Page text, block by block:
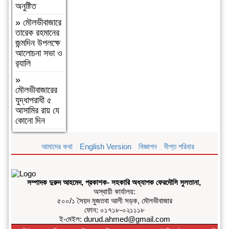
দুঃসাহসিক চুরি
সংঘটিত
»দুপচাঁচিয়া
ট্রেনে কাটা পড়ে
যুবকের মৃত্যু
»চারপাশে
সবকিছু আগের
মতোই আছে,
শুধু তোমরাই
নেই”—
উলুয়াইল
এর অশ্রুসিক্ত
»সিলেট রেঞ্জের
শ্রেষ্ঠ অফিসার
মডেল থানার
অনুষ্টিত
»মৌলভীবাজারে
তারেক রহমানের
জন্মদিন উপলক্ষে
আলোচনা সভা ও
র‌্যালি
»
মৌলভীবাজারের
যুদ্ধাপরাধী ৫
আসামির রায় যে
কোনো দিন
আমাদের কথা English Version বিজ্ঞাপন দীপ্ত পরিবার
সম্পাদক দুরুদ আহমেদ, প্রকাশক- সহকারি অধ্যাপক ফেরদৌসি সুলতানা,
অস্থায়ী কার্যালয়:
৫০০/১ সৈয়দ মুজতবা আলী সড়ক, মৌলভীবাজার
ফোন: ০১৭১৮-০২১১১৮
ই-মেইল: durud.ahmed@gmail.com